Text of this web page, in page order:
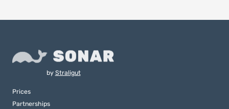
by Straligut
Prices
Partnerships